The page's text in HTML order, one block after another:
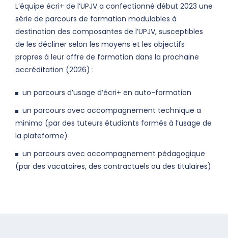
L’équipe écri+ de l’UPJV a confectionné début 2023 une
série de parcours de formation modulables à
destination des composantes de l’UPJV, susceptibles
de les décliner selon les moyens et les objectifs
propres à leur offre de formation dans la prochaine
accréditation (2026) :
un parcours d’usage d’écri+ en auto-formation
un parcours avec accompagnement technique a
minima (par des tuteurs étudiants formés à l’usage de
la plateforme)
un parcours avec accompagnement pédagogique
(par des vacataires, des contractuels ou des titulaires)